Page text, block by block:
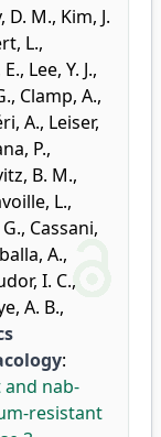
D. M., Kim, J.
L.,
, Lee, Y. J.,
, Clamp, A.,
A., Leiser,
P.,
B. M.,
L.,
, Cassani,
A.,
I. C.,
A. B.,
:
nab-
resistant